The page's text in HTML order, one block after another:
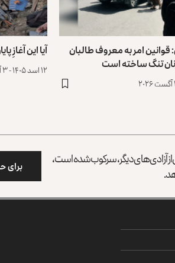
امر به معروف طالبان
تنگ ساخته است
آیا این
۱۲ اسد ۱۴۰۵ - ۳ آگست ۲۰۲۶
از آزادی‌های دیگر، سرکوب شده است، برای